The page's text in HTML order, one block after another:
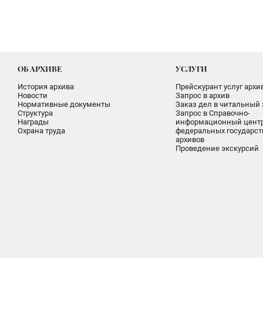
ОБ АРХИВЕ
История архива
Новости
Нормативные документы
Структура
Награды
Охрана труда
УСЛУГИ
Прейскурант услуг
Запрос в архив
Заказ дел в читальный
Запрос в Справочно-
информационный
федеральных
архивов
Проведение экскурсий